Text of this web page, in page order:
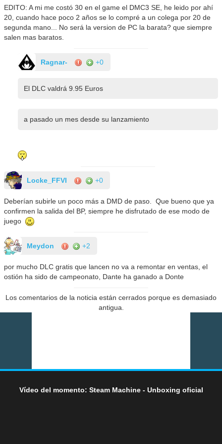
EDITO: A mi me costó 30 en el game el DMC3 SE, he leido por ahí
20, cuando hace poco 2 años se lo compré a un colega por 20 de
segunda mano... No será la version de PC la barata? que siempre
salen mas baratos.
Ragnar- +0
El DLC valdrá 9.95 Euros
a pasado un mes desde su lanzamiento
Locke_FFVI +0
Deberían subirle un poco más a DMD de paso. Que bueno que ya
confirmen la salida del BP, siempre he disfrutado de ese modo de
juego
Meydon +2
por mucho DLC gratis que lancen no va a remontar en ventas, el
ostión ha sido de campeonato, Dante ha ganado a Donte
Los comentarios de la noticia están cerrados porque es demasiado
antigua.
Vídeo del momento: Steam Machine - Unboxing oficial